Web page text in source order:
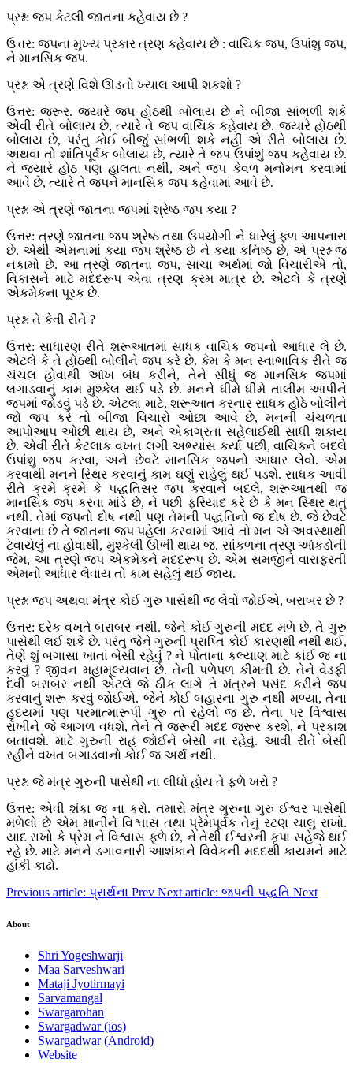
પ્રશ્ન: જપ કેટલી જાતના કહેવાય છે ?
ઉત્તર: જપના મુખ્ય પ્રકાર ત્રણ કહેવાય છે : વાચિક જપ, ઉપાંશુ જપ,
ને માનસિક જપ.
પ્રશ્ન: એ ત્રણે વિશે ઊડતો ખ્યાલ આપી શકશો ?
ઉત્તર: જરૂર. જ્યારે જપ હોઠથી બોલાય છે ને બીજા સાંભળી શકે
એવી રીતે બોલાય છે, ત્યારે તે જપ વાચિક કહેવાય છે. જ્યારે હોઠથી
બોલાય છે, પરંતુ કોઈ બીજું સાંભળી શકે નહીં એ રીતે બોલાય છે.
અથવા તો શાંતિપૂર્વક બોલાય છે, ત્યારે તે જપ ઉપાંશું જપ કહેવાય છે.
ને જ્યારે હોઠ પણ હાલતા નથી, અને જપ કેવળ મનોમન કરવામાં
આવે છે, ત્યારે તે જપને માનસિક જપ કહેવામાં આવે છે.
પ્રશ્ન: એ ત્રણે જાતના જપમાં શ્રેષ્ઠ જપ કયા ?
ઉત્તર: ત્રણે જાતના જપ શ્રેષ્ઠ તથા ઉપયોગી ને ધારેલું ફળ આપનારા
છે. એથી એમનામાં કયા જપ શ્રેષ્ઠ છે ને કયા કનિષ્ઠ છે, એ પ્રશ્ન જ
નકામો છે. આ ત્રણે જાતના જપ, સાચા અર્થમાં જો વિચારીએ તો,
વિકાસને માટે મદદરૂપ એવા ત્રણ ક્રમ માત્ર છે. એટલે કે ત્રણે
એકમેકના પૂરક છે.
પ્રશ્ન: તે કેવી રીતે ?
ઉત્તર: સાધારણ રીતે શરૂઆતમાં સાધક વાચિક જપનો આધાર લે છે.
એટલે કે તે હોઠથી બોલીને જપ કરે છે. કેમ કે મન સ્વાભાવિક રીતે જ
ચંચલ હોવાથી આંખ બંધ કરીને, તેને સીધું જ માનસિક જપમાં
લગાડવાનું કામ મુશ્કેલ થઈ પડે છે. મનને ધીમે ધીમે તાલીમ આપીને
જપમાં જોડવું પડે છે. એટલા માટે, શરૂઆત કરનાર સાધક હોઠે બોલીને
જો જપ કરે તો બીજા વિચારો ઓછા આવે છે, મનની ચંચળતા
આપોઆપ ઓછી થાય છે, અને એકાગ્રતા સહેલાઈથી સાધી શકાય
છે. એવી રીતે કેટલાક વખત લગી અભ્યાસ કર્યા પછી, વાચિકને બદલે
ઉપાંશુ જપ કરવા, અને છેવટે માનસિક જપનો આધાર લેવો. એમ
કરવાથી મનને સ્થિર કરવાનું કામ ઘણું સહેલું થઈ પડશે. સાધક આવી
રીતે ક્રમે ક્રમે કે પદ્ધતિસર જપ કરવાને બદલે, શરૂઆતથી જ
માનસિક જપ કરવા માંડે છે, ને પછી ફરિયાદ કરે છે કે મન સ્થિર થતું
નથી. તેમાં જપનો દોષ નથી પણ તેમની પદ્ધતિનો જ દોષ છે. જે છેવટે
કરવાના છે તે જાતના જપ પહેલા કરવામાં આવે તો મન એ અવસ્થાથી
ટેવાયેલું ના હોવાથી, મુશ્કેલી ઊભી થાય જ. સાંકળના ત્રણ આંકડોની
જેમ, આ ત્રણે જપ એકમેકને મદદરૂપ છે. એમ સમજીને વારાફરતી
એમનો આધાર લેવાય તો કામ સહેલું થઈ જાય.
પ્રશ્ન: જપ અથવા મંત્ર કોઈ ગુરુ પાસેથી જ લેવો જોઈએ, બરાબર છે ?
ઉત્તર: દરેક વખતે બરાબર નથી. જેને કોઈ ગુરુની મદદ મળે છે, તે ગુરુ
પાસેથી લઈ શકે છે. પરંતુ જેને ગુરુની પ્રાપ્તિ કોઈ કારણથી નથી થઈ,
તેણે શું બગાસા ખાતાં બેસી રહેવું ? ને પોતાના કલ્યાણ માટે કાંઈ જ ના
કરવું ? જીવન મહામૂલ્યવાન છે. તેની પળેપળ કીમતી છે. તેને વેડફી
દેવી બરાબર નથી એટલે જે ઠીક લાગે તે મંત્રને પસંદ કરીને જપ
કરવાનું શરૂ કરવું જોઈએ. જેને કોઈ બહારના ગુરુ નથી મળ્યા, તેના
હૃદયમાં પણ પરમાત્મારૂપી ગુરુ તો રહેલો જ છે. તેના પર વિશ્વાસ
રાખીને જે આગળ વધશે, તેને તે જરૂરી મદદ જરૂર કરશે, ને પ્રકાશ
બતાવશે. માટે ગુરુની રાહ જોઈને બેસી ના રહેવું. આવી રીતે બેસી
રહીને વખત બગાડવાનો કોઈ જ અર્થ નથી.
પ્રશ્ન: જે મંત્ર ગુરુની પાસેથી ના લીધો હોય તે ફળે ખરો ?
ઉત્તર: એવી શંકા જ ના કરો. તમારો મંત્ર ગુરુના ગુરુ ઈશ્વર પાસેથી
મળેલો છે એમ માનીને વિશ્વાસ તથા પ્રેમપૂર્વક તેનું રટણ ચાલુ રાખો.
યાદ રાખો કે પ્રેમ ને વિશ્વાસ ફળે છે, ને તેથી ઈશ્વરની કૃપા સહેજે થઈ
રહે છે. માટે મનને ડગાવનારી આશંકાને વિવેકની મદદથી કાયમને માટે
હાંકી કાઢો.
Previous article: પ્રાર્થના Prev Next article: જપની પદ્ધતિ Next
About
Shri Yogeshwarji
Maa Sarveshwari
Mataji Jyotirmayi
Sarvamangal
Swargarohan
Swargadwar (ios)
Swargadwar (Android)
Website